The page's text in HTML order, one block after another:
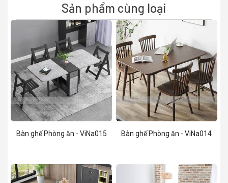
Sản phẩm cùng loại
Bàn ghế Phòng ăn - ViNa015 Bàn ghế Phòng ăn - ViNa014